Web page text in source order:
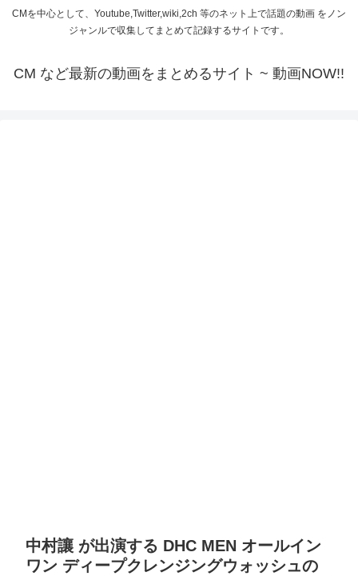
CMを中心として、Youtube,Twitter,wiki,2ch 等のネット上で話題の動画 をノン
ジャンルで収集してまとめて記録するサイトです。
CM など最新の動画をまとめるサイト ~ 動画NOW!!
中村讓 が出演する DHC MEN オールイン
ワン ディープクレンジングウォッシュの